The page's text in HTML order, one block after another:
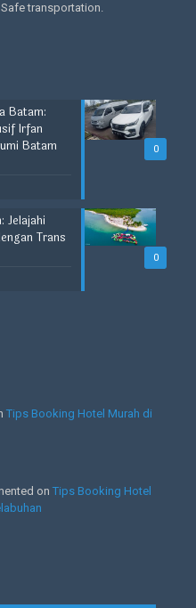
transportation.
0
Batam:
Irfan
Batam
0
Jelajahi
Trans
Tips Booking Hotel Murah di
on Tips Booking Hotel